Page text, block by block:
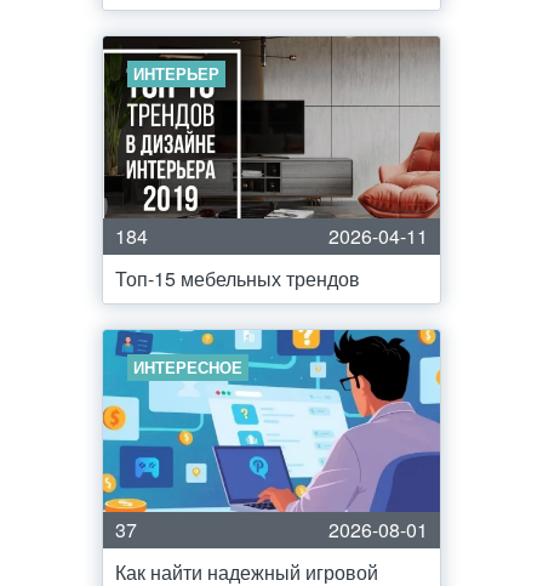
ИНТЕРЬЕР
184
2026-04-11
Топ-15 мебельных трендов
ИНТЕРЕСНОЕ
37
2026-08-01
Как найти надежный игровой